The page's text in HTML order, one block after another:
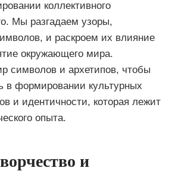
коллективного
Мы разгадаем узоры,
и раскроем их влияние
окружающего мира.
символов и архетипов, чтобы
в формировании культурных
и идентичности, которая лежит
опыта.
и